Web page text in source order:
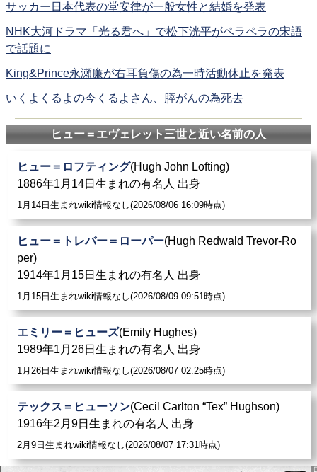
サッカー日本代表の堂安律が一般女性と結婚を発表
NHK大河ドラマ「光る君へ」で松下洸平がペラペラの宋語
で話題に
King&Prince永瀬廉が右耳負傷の為一時活動休止を発表
いくよくるよの今くるよさん、膵がんの為死去
ヒュー＝エヴェレット三世と近い名前の人
ヒュー＝ロフティング(Hugh John Lofting)
1886年1月14日生まれの有名人 出身
1月14日生まれwiki情報なし(2026/08/06 16:09時点)
ヒュー＝トレバー＝ローパー(Hugh Redwald Trevor-Ro
per)
1914年1月15日生まれの有名人 出身
1月15日生まれwiki情報なし(2026/08/09 09:51時点)
エミリー＝ヒューズ(Emily Hughes)
1989年1月26日生まれの有名人 出身
1月26日生まれwiki情報なし(2026/08/07 02:25時点)
テックス＝ヒューソン(Cecil Carlton “Tex” Hughson)
1916年2月9日生まれの有名人 出身
2月9日生まれwiki情報なし(2026/08/07 17:31時点)